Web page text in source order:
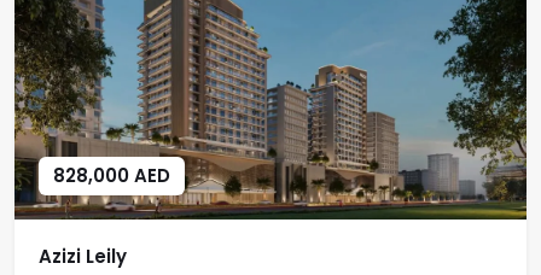
828,000 AED
Azizi Leily